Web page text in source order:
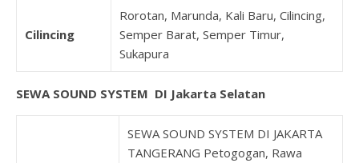
Cilincing
Rorotan, Marunda, Kali Baru, Cilincing,
Semper Barat, Semper Timur,
Sukapura
SEWA SOUND SYSTEM DI Jakarta Selatan
SEWA SOUND SYSTEM DI JAKARTA
TANGERANG Petogogan, Rawa